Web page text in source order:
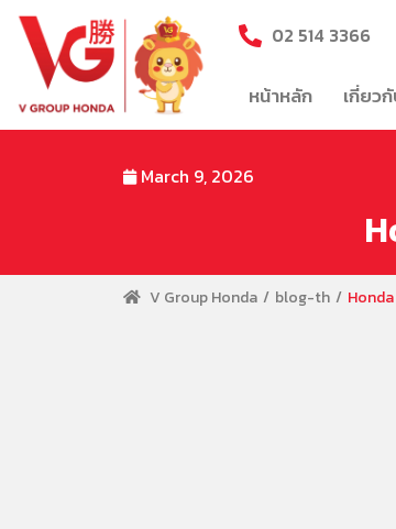
02 514 3366
หน้าหลัก เกี่ยว
March 9, 2026
V Group Honda blog-th